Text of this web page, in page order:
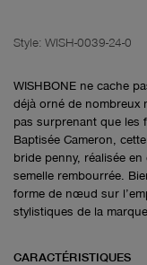
Style: WISH-0039-24-0
WISHBONE ne cache
déjà orné de nombreux
pas surprenant que les
Baptisée Cameron,
bride penny, réalisée
semelle rembourrée.
forme de nœud sur
stylistiques de la marque.
CARACTÉRISTIQUES